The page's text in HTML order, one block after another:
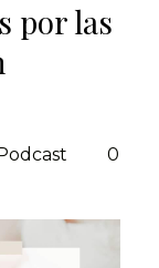
por las
0